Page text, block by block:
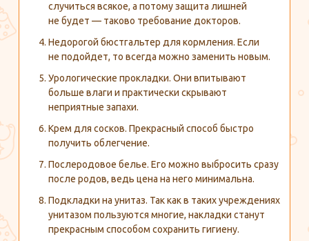
случиться всякое, а потому защита лишней
не будет — таково требование докторов.
Недорогой бюстгальтер для кормления. Если
не подойдет, то всегда можно заменить новым.
Урологические прокладки. Они впитывают
больше влаги и практически скрывают
неприятные запахи.
Крем для сосков. Прекрасный способ быстро
получить облегчение.
Послеродовое белье. Его можно выбросить сразу
после родов, ведь цена на него минимальна.
Подкладки на унитаз. Так как в таких учреждениях
унитазом пользуются многие, накладки станут
прекрасным способом сохранить гигиену.